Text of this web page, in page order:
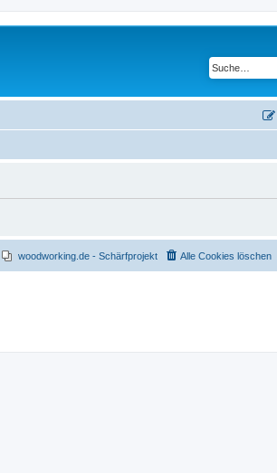
Alle Cookies löschen
woodworking.de - Schärfprojekt